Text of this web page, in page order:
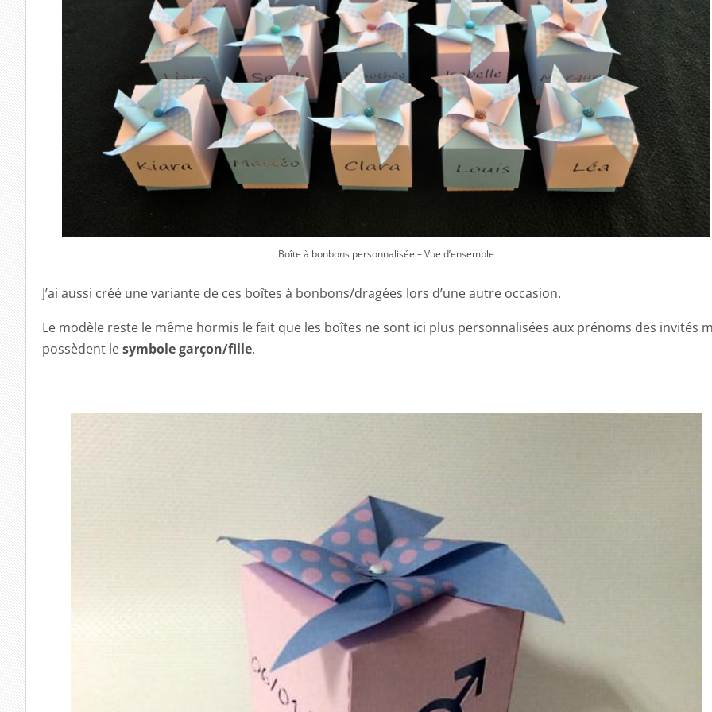
Boîte à bonbons personnalisée – Vue d’ensemble
J’ai aussi créé une variante de ces boîtes à bonbons/dragées lors d’une autre occasion.
Le modèle reste le même hormis le fait que les boîtes ne sont ici plus personnalisées aux prénoms des invités
possèdent lesymbole garçon/fille.